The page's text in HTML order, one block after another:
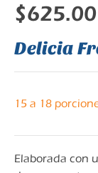
$625.00
Delicia
15 a 18
Elaborada con